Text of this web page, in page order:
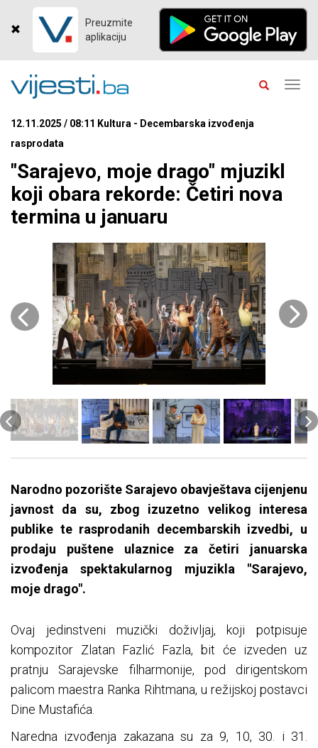
Preuzmite
aplikaciju
12.11.2025 / 08:11 Kultura - Decembarska izvođenja
rasprodata
"Sarajevo, moje drago" mjuzikl
koji obara rekorde: Četiri nova
termina u januaru
Narodno pozorište Sarajevo obavještava cijenjenu
javnost da su, zbog izuzetno velikog interesa
publike te rasprodanih decembarskih izvedbi, u
prodaju puštene ulaznice za četiri januarska
izvođenja spektakularnog mjuzikla "Sarajevo,
moje drago".
Ovaj jedinstveni muzički doživljaj, koji potpisuje
kompozitor Zlatan Fazlić Fazla, bit će izveden uz
pratnju Sarajevske filharmonije, pod dirigentskom
palicom maestra Ranka Rihtmana, u režijskoj postavci
Dine Mustafića.
Naredna izvođenja zakazana su za 9, 10, 30. i 31.